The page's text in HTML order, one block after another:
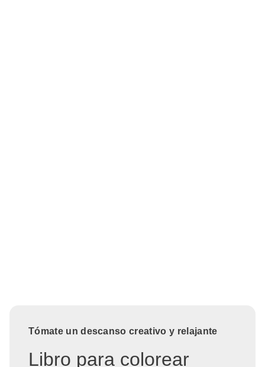
Tómate un descanso creativo y relajante
Libro para colorear